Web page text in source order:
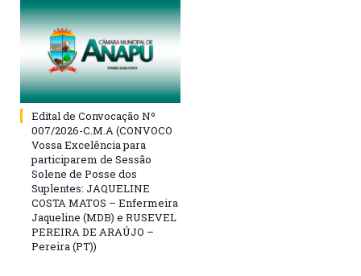
Edital de Convocação Nº
007/2026-C.M.A (CONVOCO
Vossa Excelência para
participarem de Sessão
Solene de Posse dos
Suplentes: JAQUELINE
COSTA MATOS – Enfermeira
Jaqueline (MDB) e RUSEVEL
PEREIRA DE ARAÚJO –
Pereira (PT))